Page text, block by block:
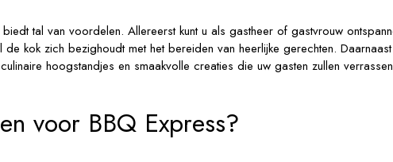
tal van voordelen. Allereerst kunt u als gastheer of gastvrouw
de kok zich bezighoudt met het bereiden van heerlijke gerechten.
hoogstandjes en smaakvolle creaties die uw gasten zullen
voor BBQ Express?